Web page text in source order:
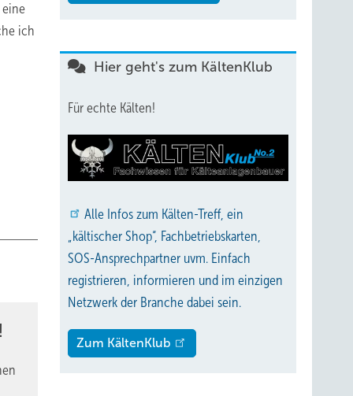
eine
ich
Hier geht's zum KältenKlub
Für echte Kälten!
Alle Infos zum Kälten-Treff, ein
„kältischer Shop“, Fachbetriebskarten,
SOS-Ansprechpartner uvm. Einfach
registrieren, informieren und im einzigen
Netzwerk der Branche dabei sein.
Zum KältenKlub